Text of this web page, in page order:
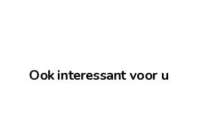
Ook interessant voor u